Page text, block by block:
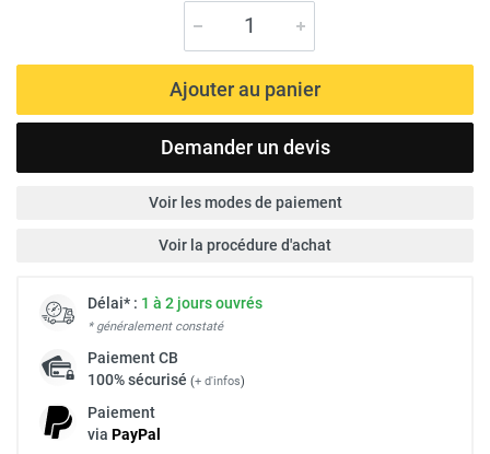
Ajouter au panier
Demander un devis
Voir les modes de paiement
Voir la procédure d'achat
Délai* : 1 à 2 jours ouvrés
* généralement constaté
PaiementCB
100% sécurisé (+ d'infos)
Paiement
via PayPal